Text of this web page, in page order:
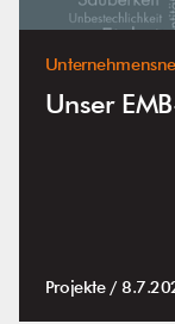
Unser
Projekte /